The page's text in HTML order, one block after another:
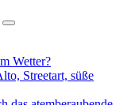
Wetter?
Streetart, süße